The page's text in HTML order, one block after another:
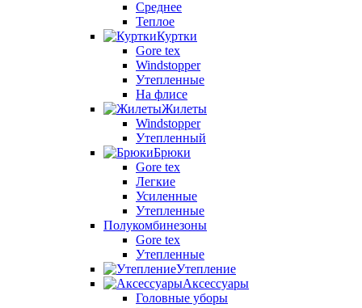
Среднее
Теплое
Куртки
Gore tex
Windstopper
Утепленные
На флисе
Жилеты
Windstopper
Утепленный
Брюки
Gore tex
Легкие
Усиленные
Утепленные
Полукомбинезоны
Gore tex
Утепленные
Утепление
Аксессуары
Головные уборы